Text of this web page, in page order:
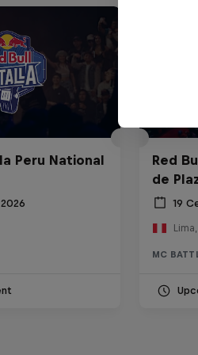
Peru National
Red
de
19
MC